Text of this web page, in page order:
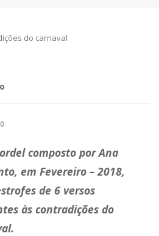
do carnaval
composto por Ana
em Fevereiro – 2018,
de 6 versos
às contradições do